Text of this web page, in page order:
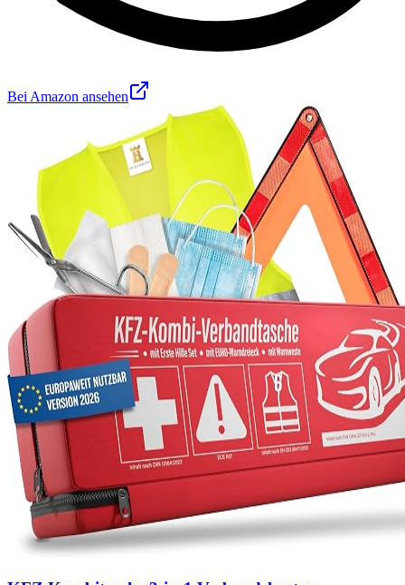
Bei Amazon ansehen